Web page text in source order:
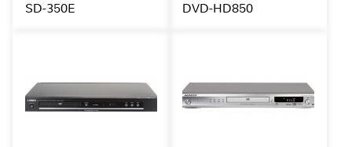
SD-350E DVD-HD850